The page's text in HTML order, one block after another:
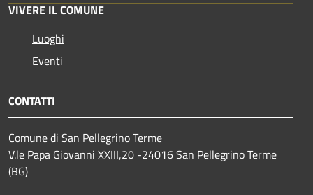
VIVERE IL COMUNE
Luoghi
Eventi
CONTATTI
Comune di San Pellegrino Terme
V.le Papa Giovanni XXIII,20 -24016 San Pellegrino Terme
(BG)